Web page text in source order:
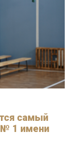
самый
1 имени